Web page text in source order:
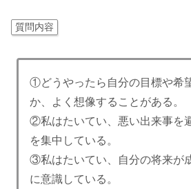
質問内容
①どうやったら自分の目標や希
か、よく想像することがある。
②私はたいてい、悪い出来事を
を集中している。
③私はたいてい、自分の将来が
に意識している。